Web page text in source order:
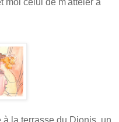
la terrasse du Dionis, un